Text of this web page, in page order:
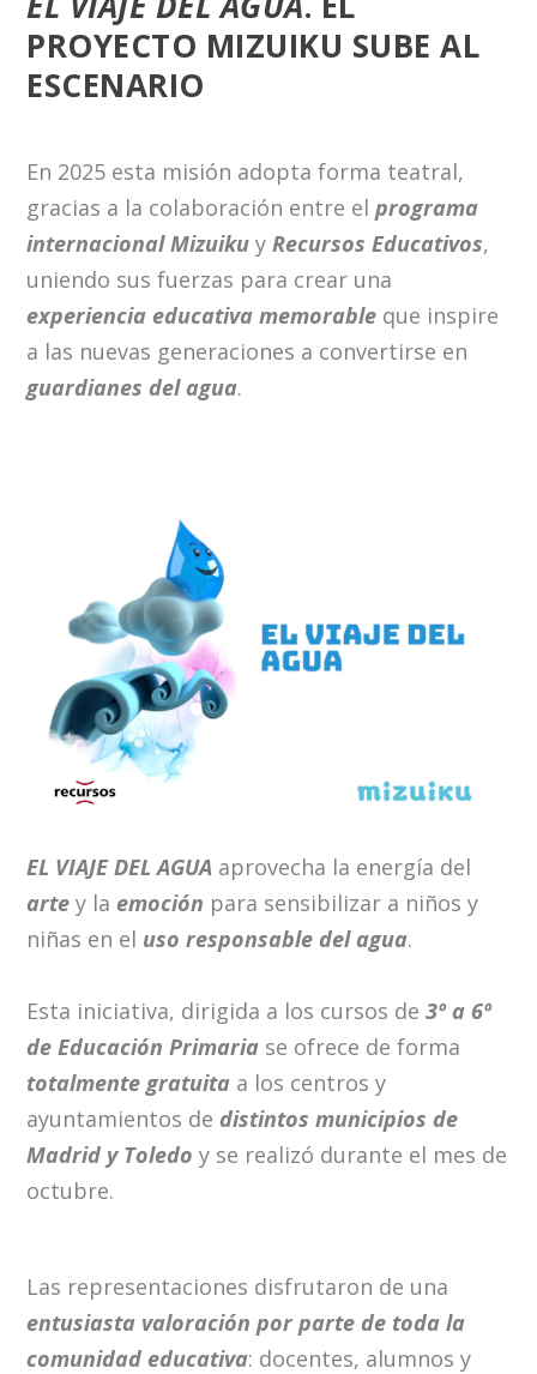
PROYECTO MIZUIKU SUBE AL
ESCENARIO
En 2025 esta misión adopta forma teatral,
gracias a la colaboración entre elprograma
internacional Mizuiku yRecursos Educativos,
uniendo sus fuerzas para crear una
experiencia educativa memorable que inspire
a las nuevas generaciones a convertirse en
guardianes del agua.
EL VIAJE DEL AGUA aprovecha la energía del
arte y la emoción para sensibilizar a niños y
niñas en el uso responsable del agua.
Esta iniciativa, dirigida a los cursos de3º a 6º
de Educación Primaria se ofrece de forma
totalmente gratuita a los centros y
ayuntamientos de distintos municipios de
Madrid y Toledo y se realizó durante el mes de
octubre.
Las representaciones disfrutaron de una
entusiasta valoración por parte de toda la
comunidad educativa: docentes, alumnos y